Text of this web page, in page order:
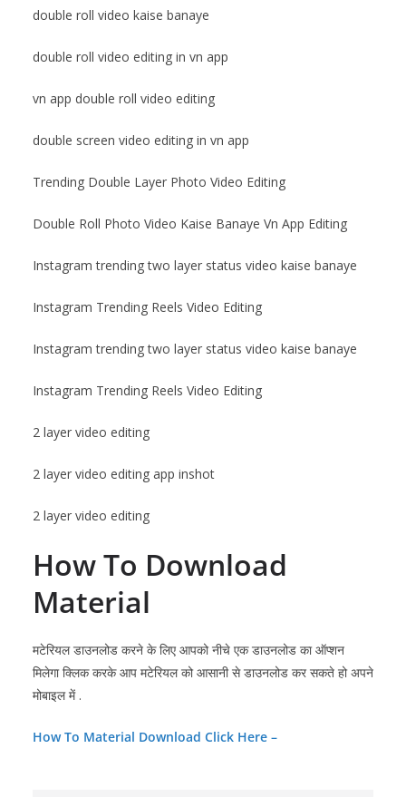
double roll video kaise banaye
double roll video editing in vn app
vn app double roll video editing
double screen video editing in vn app
Trending Double Layer Photo Video Editing
Double Roll Photo Video Kaise Banaye Vn App Editing
Instagram trending two layer status video kaise banaye
Instagram Trending Reels Video Editing
Instagram trending two layer status video kaise banaye
Instagram Trending Reels Video Editing
2 layer video editing
2 layer video editing app inshot
2 layer video editing
How To Download
Material
मटेरियल डाउनलोड करने के लिए आपको नीचे एक डाउनलोड का ऑप्शन
मिलेगा क्लिक करके आप मटेरियल को आसानी से डाउनलोड कर सकते हो अपने
मोबाइल में .
How To Material Download Click Here –